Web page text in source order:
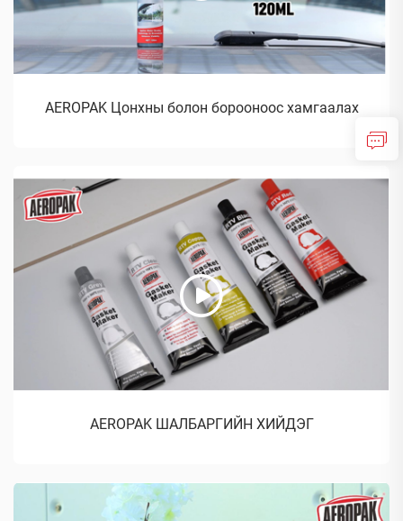
AEROPAK Цонхны болон борооноос хамгаалах
AEROPAK ШАЛБАРГИЙН ХИЙДЭГ